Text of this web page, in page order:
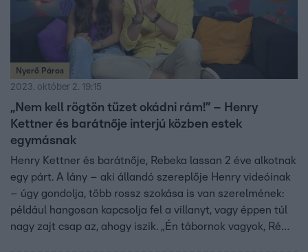
Nyerő Páros
2023. október 2. 19:15
„Nem kell rögtön tüzet okádni rám!” – Henry
Kettner és barátnője interjú közben estek
egymásnak
Henry Kettner és barátnője, Rebeka lassan 2 éve alkotnak
egy párt. A lány – aki állandó szereplője Henry videóinak
– úgy gondolja, több rossz szokása is van szerelmének:
például hangosan kapcsolja fel a villanyt, vagy éppen túl
nagy zajt csap az, ahogy iszik. „Én tábornok vagyok, Ré